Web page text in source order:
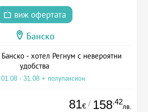
виж офертата
Банско
- хотел Регнум с невероятни
удобства
01.08 - 31.08 + полупансион
81€ / 158.42
лв.